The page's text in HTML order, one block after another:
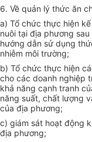
6. Về quản lý thức ăn
a) Tổ chức thực hiện
nuôi tại địa phương
hướng dẫn sử dụng
nhiễm môi trường;
b) Tổ chức thực hiện
cho các doanh nghiệp
khả năng cạnh tranh
năng suất, chất lượng
của địa phương;
c) giám sát hoạt động
địa phương;